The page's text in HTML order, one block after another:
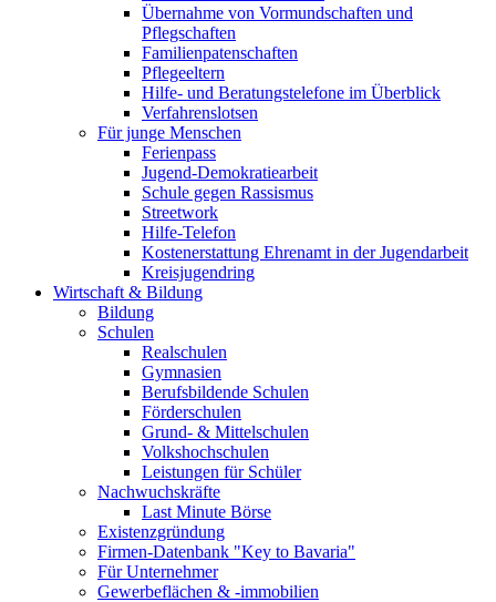
Übernahme von Vormundschaften und
Pflegschaften
Familienpatenschaften
Pflegeeltern
Hilfe- und Beratungstelefone im Überblick
Verfahrenslotsen
Für junge Menschen
Ferienpass
Jugend-Demokratiearbeit
Schule gegen Rassismus
Streetwork
Hilfe-Telefon
Kostenerstattung Ehrenamt in der Jugendarbeit
Kreisjugendring
Wirtschaft & Bildung
Bildung
Schulen
Realschulen
Gymnasien
Berufsbildende Schulen
Förderschulen
Grund- & Mittelschulen
Volkshochschulen
Leistungen für Schüler
Nachwuchskräfte
Last Minute Börse
Existenzgründung
Firmen-Datenbank "Key to Bavaria"
Für Unternehmer
Gewerbeflächen & -immobilien